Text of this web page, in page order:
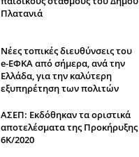
Πλατανιά
Νέες τοπικές διευθύνσεις του
e-ΕΦΚΑ από σήμερα, ανά την
Ελλάδα, για την καλύτερη
εξυπηρέτηση των πολιτών
ΑΣΕΠ: Εκδόθηκαν τα οριστικά
αποτελέσματα της Προκήρυξης
6Κ/2020